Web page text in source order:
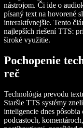
nástrojom. Či ide o
písaný text na hovorené
interaktívnejšie. Tento
najlepších riešení TTS:
široké využitie.
Pochopenie
reč
Technológia prevodu
Staršie TTS systémy
inteligencie dnes
podcastoch,